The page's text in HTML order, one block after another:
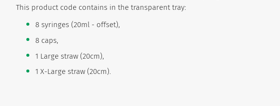
This product code contains in the transparent tray:
8 syringes (20ml - offset),
8 caps,
1 Large straw (20cm),
1 X-Large straw (20cm).